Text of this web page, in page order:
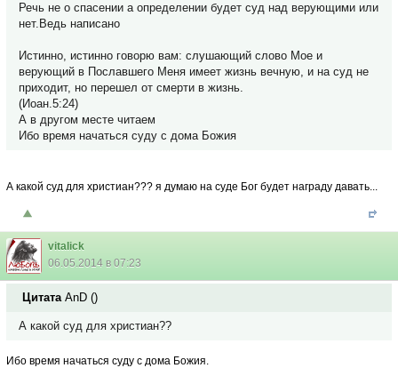
Речь не о спасении а определении будет суд над верующими или
нет.Ведь написано
Истинно, истинно говорю вам: слушающий слово Мое и
верующий в Пославшего Меня имеет жизнь вечную, и на суд не
приходит, но перешел от смерти в жизнь.
(Иоан.5:24)
А в другом месте читаем
Ибо время начаться суду с дома Божия
А какой суд для христиан??? я думаю на суде Бог будет награду давать...
vitalick
06.05.2014 в 07:23
Цитата AnD ()
А какой суд для христиан??
Ибо время начаться суду с дома Божия.